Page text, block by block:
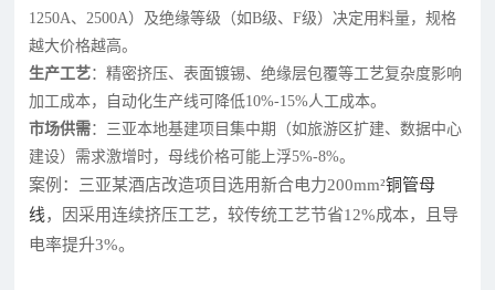
1250A、2500A）及绝缘等级（如B级、F级）决定用料量，规格
越大价格越高。
生产工艺：精密挤压、表面镀锡、绝缘层包覆等工艺复杂度影响
加工成本，自动化生产线可降低10%-15%人工成本。
市场供需：三亚本地基建项目集中期（如旅游区扩建、数据中心
建设）需求激增时，母线价格可能上浮5%-8%。
案例：三亚某酒店改造项目选用新合电力200mm²铜管母
线，因采用连续挤压工艺，较传统工艺节省12%成本，且导
电率提升3%。